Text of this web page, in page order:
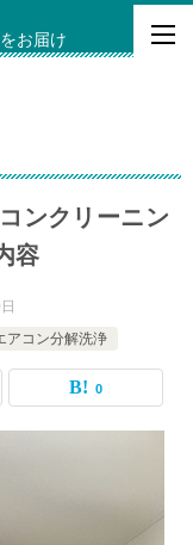
お届け
ンクリーニン
容
アコン分解洗浄
0